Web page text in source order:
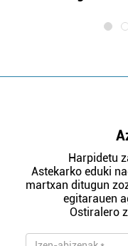
Harpidetu
Astekarko eduki
martxan ditugun
egitarauen
Ostiralero